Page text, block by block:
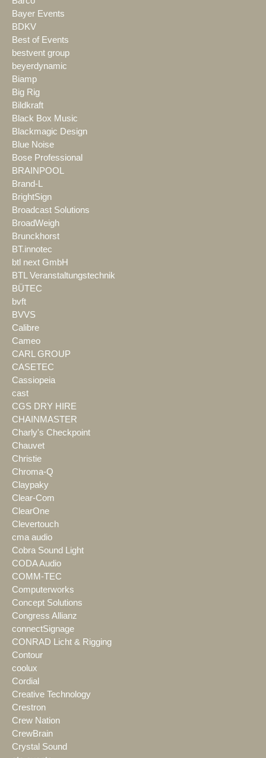
Bayer Events
BDKV
Best of Events
bestvent group
beyerdynamic
Biamp
Big Rig
Bildkraft
Black Box Music
Blackmagic Design
Blue Noise
Bose Professional
BRAINPOOL
Brand-L
BrightSign
Broadcast Solutions
BroadWeigh
Brunckhorst
BT.innotec
btl next GmbH
BTL Veranstaltungstechnik
BÜTEC
bvft
BVVS
Calibre
Cameo
CARL GROUP
CASETEC
Cassiopeia
cast
CGS DRY HIRE
CHAINMASTER
Charly's Checkpoint
Chauvet
Christie
Chroma-Q
Claypaky
Clear-Com
ClearOne
Clevertouch
cma audio
Cobra Sound Light
CODA Audio
COMM-TEC
Computerworks
Concept Solutions
Congress Allianz
connectSignage
CONRAD Licht & Rigging
Contour
coolux
Cordial
Creative Technology
Crestron
Crew Nation
CrewBrain
Crystal Sound